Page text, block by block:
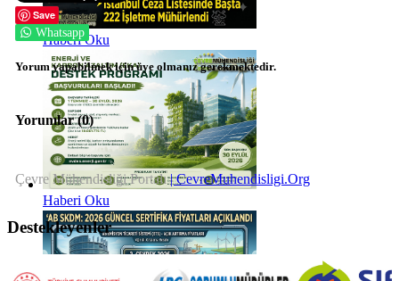
Haberi Oku
Haberi Oku
Save
Whatsapp
Yorum yapabilmek için üye olmanız gerekmektedir.
Yorumlar (0)
Çevre Mühendisliği Portalı| CevreMuhendisligi.Org
Destekleyenler